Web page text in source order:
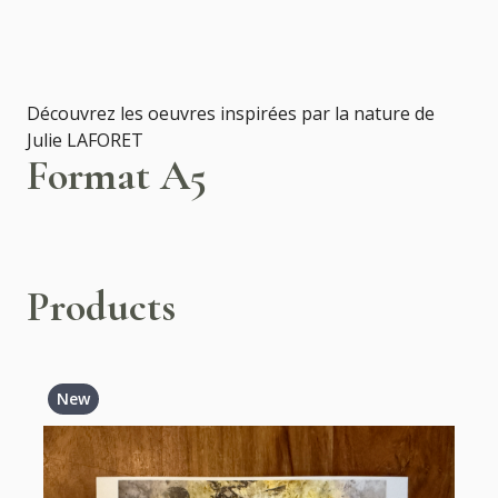
Découvrez les oeuvres inspirées par la nature de
Julie LAFORET
Format A5
Products
New